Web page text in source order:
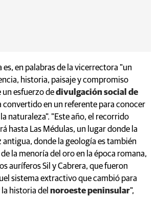
es, en palabras de la vicerrectora "un
historia, paisaje y compromiso
un esfuerzo dedivulgación social de
convertido en un referente para conocer
naturaleza". "Este año, el recorrido
hasta Las Médulas, un lugar donde la
donde la geología es también
la menoría del oro en la época romana,
auríferos Sil y Cabrera, que fueron
sistema extractivo que cambió para
historia del noroeste peninsular",